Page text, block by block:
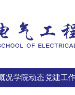
况学院动态党建工